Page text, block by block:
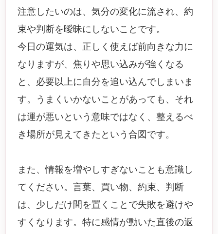
注意したいのは、気分の変化に流され、約
束や判断を曖昧にしないことです。
今日の運気は、正しく使えば前向きな力に
なりますが、焦りや思い込みが強くなる
と、必要以上に自分を追い込んでしまいま
す。うまくいかないことがあっても、それ
は運が悪いという意味ではなく、整えるべ
き場所が見えてきたという合図です。
また、情報を増やしすぎないことも意識し
てください。言葉、買い物、約束、判断
は、少しだけ間を置くことで失敗を避けや
すくなります。特に感情が動いた直後の返